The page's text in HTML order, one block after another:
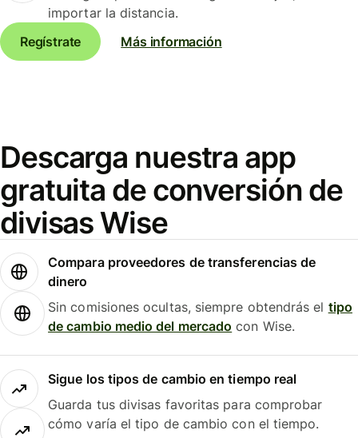
importar la distancia.
Regístrate
Más información
Descarga nuestra app
gratuita de conversión de
divisas Wise
Compara proveedores de transferencias de
dinero
Sin comisiones ocultas, siempre obtendrás el tipo
de cambio medio del mercado con Wise.
Sigue los tipos de cambio en tiempo real
Guarda tus divisas favoritas para comprobar
cómo varía el tipo de cambio con el tiempo.